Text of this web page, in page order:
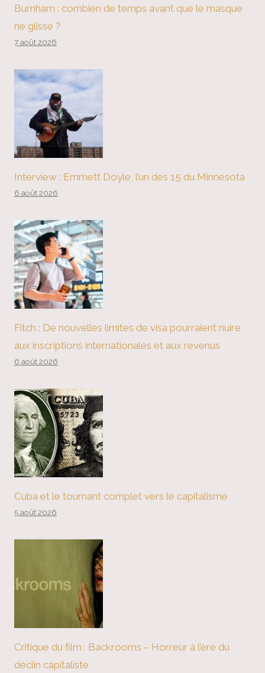
Burnham : combien de temps avant que le masque
ne glisse ?
7 août 2026
Interview : Emmett Doyle, l’un des 15 du Minnesota
6 août 2026
Fitch : De nouvelles limites de visa pourraient nuire
aux inscriptions internationales et aux revenus
6 août 2026
Cuba et le tournant complet vers le capitalisme
5 août 2026
Critique du film : Backrooms – Horreur à l’ère du
déclin capitaliste